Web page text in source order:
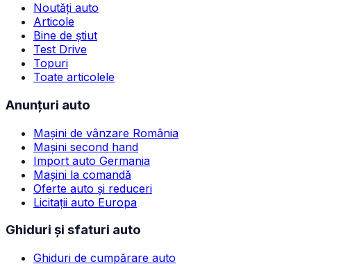
Noutăți auto
Articole
Bine de știut
Test Drive
Topuri
Toate articolele
Anunțuri auto
Mașini de vânzare România
Mașini second hand
Import auto Germania
Mașini la comandă
Oferte auto și reduceri
Licitații auto Europa
Ghiduri și sfaturi auto
Ghiduri de cumpărare auto